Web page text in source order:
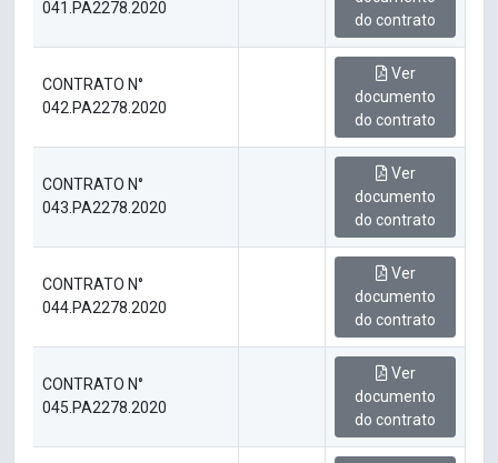
041.PA2278.2020
do contrato
CONTRATO N°
042.PA2278.2020
Ver
documento
do contrato
CONTRATO N°
043.PA2278.2020
Ver
documento
do contrato
CONTRATO N°
044.PA2278.2020
Ver
documento
do contrato
CONTRATO N°
045.PA2278.2020
Ver
documento
do contrato